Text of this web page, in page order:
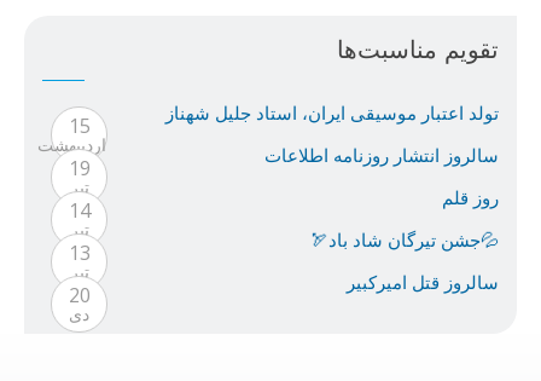
تقویم مناسبت‌ها
15
ارديبهشت
تولد اعتبار موسيقى ايران، استاد جليل شهناز
19
تیر
سالروز انتشار روزنامه اطلاعات
14
تیر
روز قلم
13
تیر
💦جشن تیرگان شاد باد🏹
20
دی
سالروز قتل امیرکبیر